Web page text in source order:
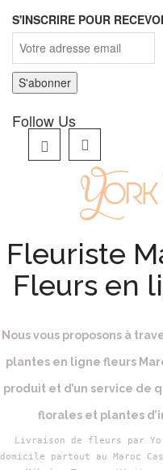
S'INSCRIRE POUR
Follow Us
Fleuriste
Fleurs en
Nous vous proposons à
plantes en ligne fleurs
produit et d’un service de
florales et plantes
Livraison de fleurs par
domicile partout au Maroc